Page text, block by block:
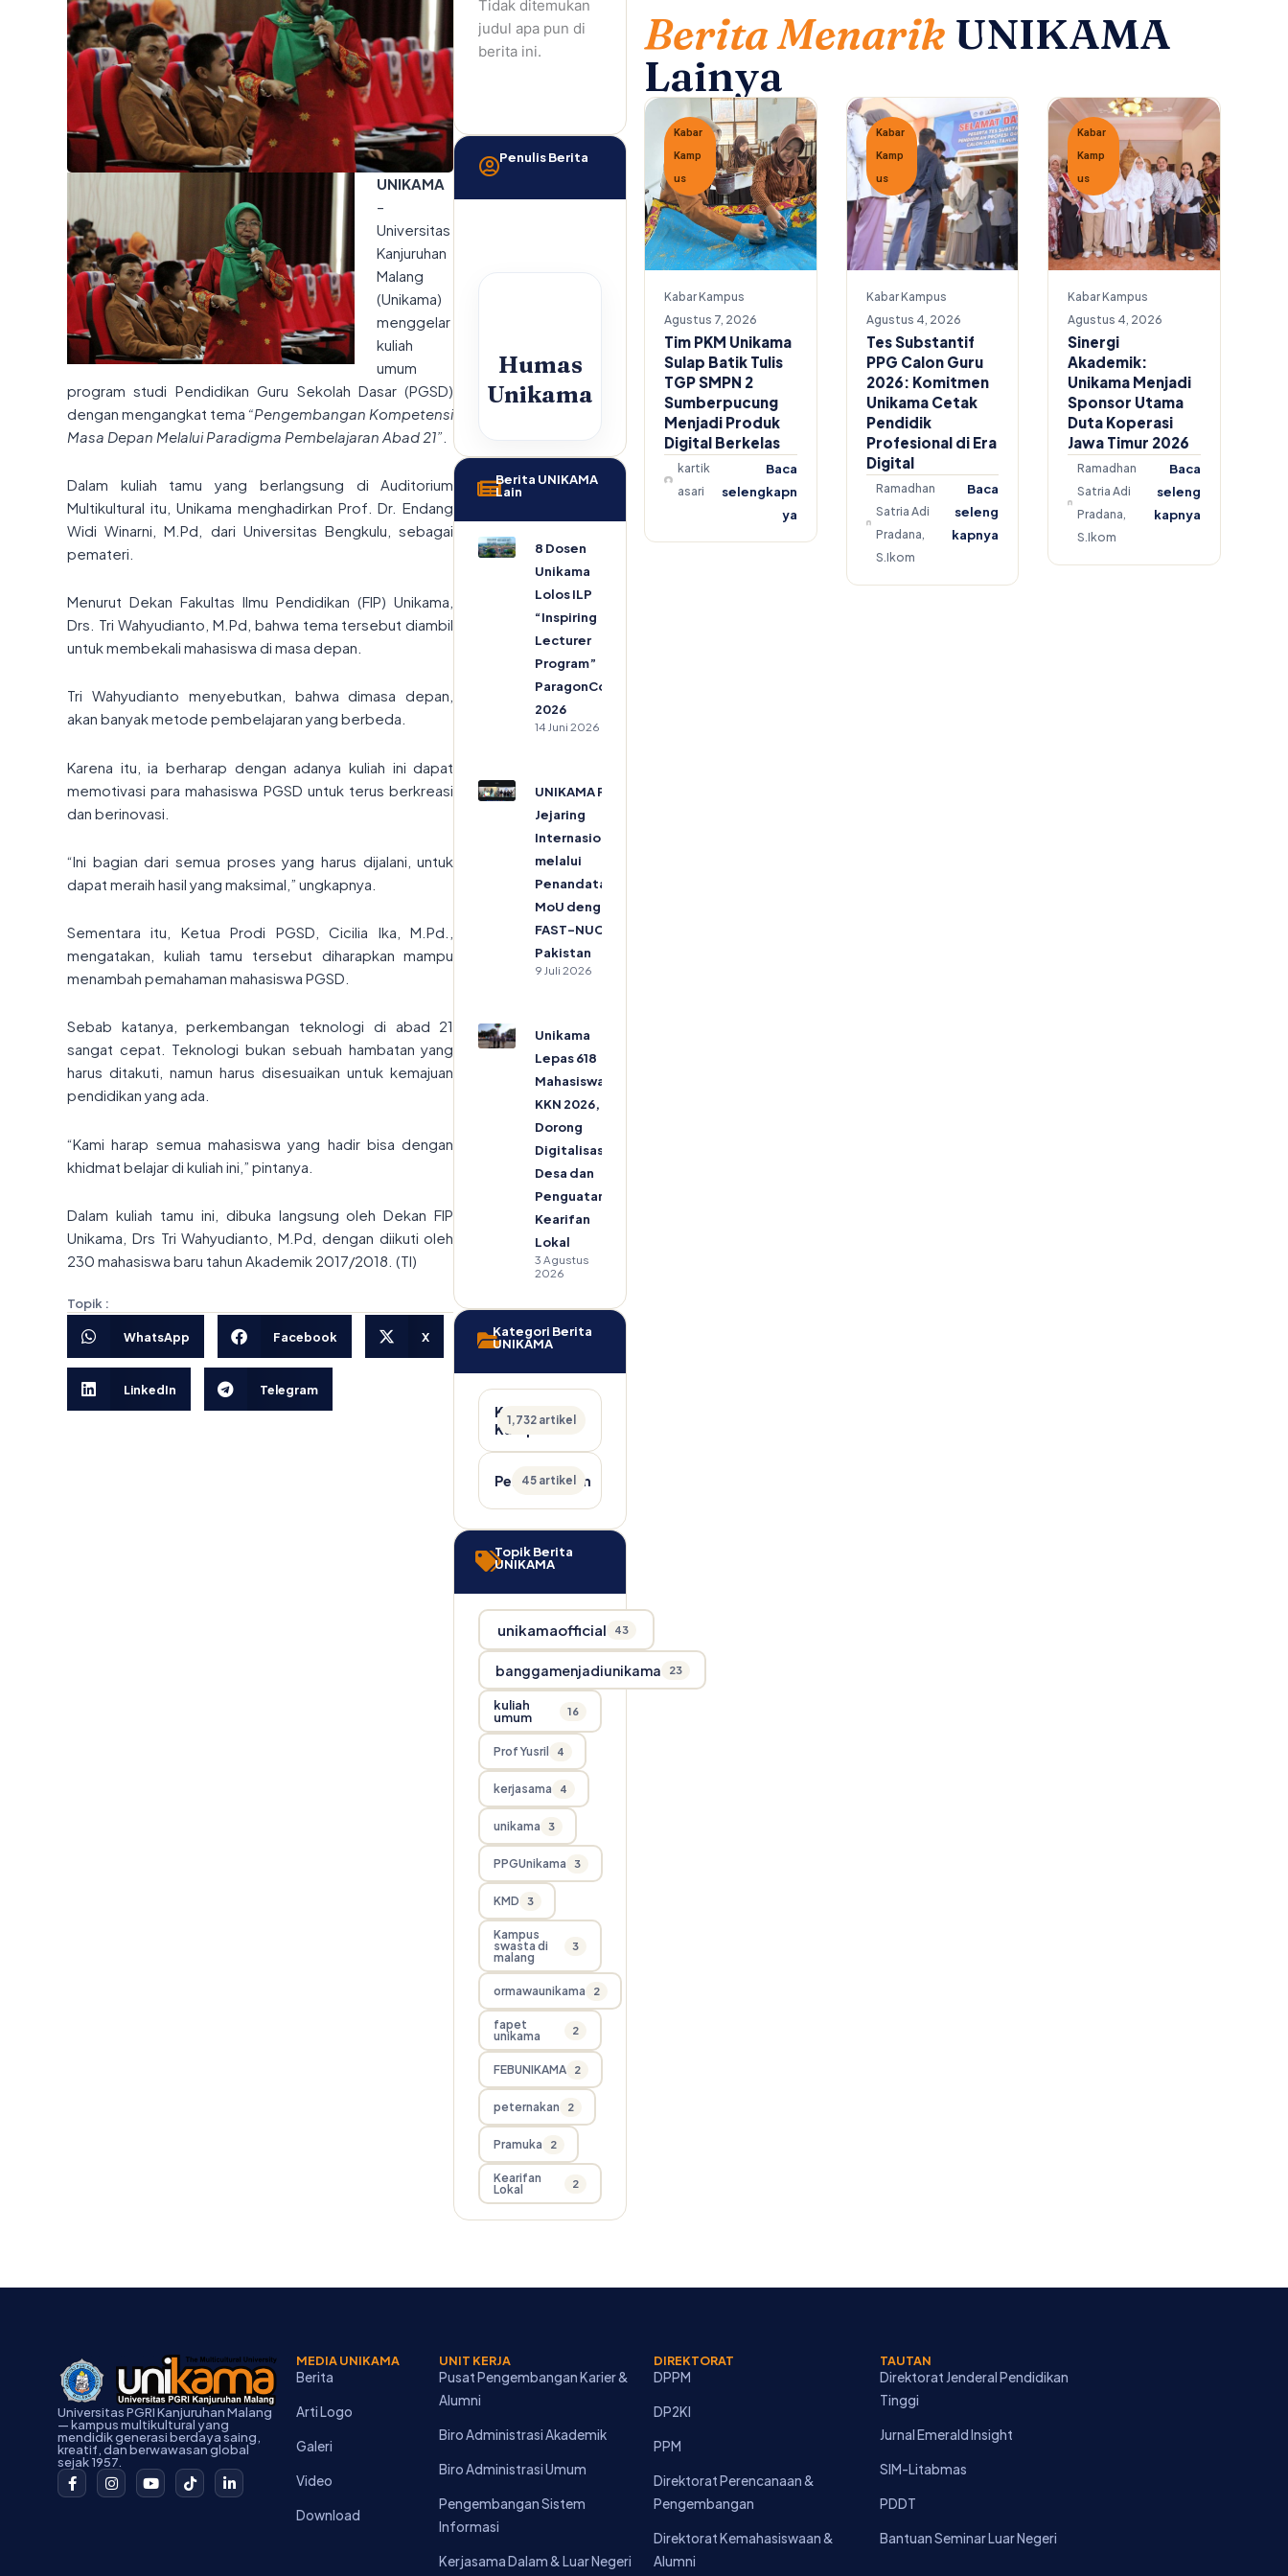
UNIKAMA
–
Universitas
Kanjuruhan
Malang
(Unikama)
menggelar
kuliah
umum
program studi Pendidikan Guru Sekolah Dasar (PGSD)
dengan mengangkat tema “Pengembangan Kompetensi
Masa Depan Melalui Paradigma Pembelajaran Abad 21”
Dalam kuliah tamu yang berlangsung di Auditorium
Multikultural itu, Unikama menghadirkan Prof. Dr. Endang
Widi Winarni, M.Pd, dari Universitas Bengkulu, sebagai
pemateri.
Menurut Dekan Fakultas Ilmu Pendidikan (FIP) Unikama,
Drs. Tri Wahyudianto, M.Pd, bahwa tema tersebut diambil
untuk membekali mahasiswa di masa depan.
Tri Wahyudianto menyebutkan, bahwa dimasa depan,
akan banyak metode pembelajaran yang berbeda.
Karena itu, ia berharap dengan adanya kuliah ini dapat
memotivasi para mahasiswa PGSD untuk terus berkreasi
dan berinovasi.
“Ini bagian dari semua proses yang harus dijalani, untuk
dapat meraih hasil yang maksimal,” ungkapnya.
Sementara itu, Ketua Prodi PGSD, Cicilia Ika, M.Pd.,
mengatakan, kuliah tamu tersebut diharapkan mampu
menambah pemahaman mahasiswa PGSD.
Sebab katanya, perkembangan teknologi di abad 21
sangat cepat. Teknologi bukan sebuah hambatan yang
harus ditakuti, namun harus disesuaikan untuk kemajuan
pendidikan yang ada.
“Kami harap semua mahasiswa yang hadir bisa dengan
khidmat belajar di kuliah ini,” pintanya.
Dalam kuliah tamu ini, dibuka langsung oleh Dekan FIP
Unikama, Drs Tri Wahyudianto, M.Pd, dengan diikuti oleh
230 mahasiswa baru tahun Akademik 2017/2018. (TI)
Topik :
WhatsApp Facebook X
LinkedIn Telegram
Tidak ditemukan
judul apa pun di
berita ini.
Penulis Berita
Humas
Unikama
Berita UNIKAMA
Lain
8 Dosen
Unikama
Lolos ILP
“Inspiring
Lecturer
Program”
ParagonCorp
2026
14 Juni 2026
UNIKAMA Perkuat
Jejaring
Internasional
melalui
Penandatanganan
MoU dengan
FAST-NUCES
Pakistan
9 Juli 2026
Unikama
Lepas 618
Mahasiswa
KKN 2026,
Dorong
Digitalisasi
Desa dan
Penguatan
Kearifan
Lokal
3 Agustus
2026
Kategori Berita
UNIKAMA
Kabar
Kampus
1,732 artikel
Pengumuman
45 artikel
Topik Berita
UNIKAMA
unikamaofficial 43
banggamenjadiunikama 23
kuliah
umum
16
Prof Yusril 4
kerjasama 4
unikama 3
PPGUnikama 3
KMD 3
Kampus
swasta di
malang
3
ormawaunikama 2
fapet
unikama
2
FEBUNIKAMA 2
peternakan 2
Pramuka 2
Kearifan
Lokal
2
Berita Menarik UNIKAMA
Lainya
Kabar
Kamp
us
Kabar Kampus
Agustus 7, 2026
Tim PKM Unikama
Sulap Batik Tulis
TGP SMPN 2
Sumberpucung
Menjadi Produk
Digital Berkelas
kartik
asari
Baca
selengkapn
ya
Kabar
Kamp
us
Kabar Kampus
Agustus 4, 2026
Tes Substantif
PPG Calon Guru
2026: Komitmen
Unikama Cetak
Pendidik
Profesional di Era
Digital
Ramadhan
Satria Adi
Pradana,
S.Ikom
Baca
seleng
kapnya
Kabar
Kamp
us
Kabar Kampus
Agustus 4, 2026
Sinergi
Akademik:
Unikama Menjadi
Sponsor Utama
Duta Koperasi
Jawa Timur 2026
Ramadhan
Satria Adi
Pradana,
S.Ikom
Baca
seleng
kapnya
Universitas PGRI Kanjuruhan Malang
— kampus multikultural yang
mendidik generasi berdaya saing,
kreatif, dan berwawasan global
sejak 1957.
F
a
c
I
n
s
Y
o
u
T
i
k
L
i
n
MEDIA UNIKAMA
Berita
Arti Logo
Galeri
Video
Download
UNIT KERJA
Pusat Pengembangan Karier &
Alumni
Biro Administrasi Akademik
Biro Administrasi Umum
Pengembangan Sistem
Informasi
Kerjasama Dalam & Luar Negeri
DIREKTORAT
DPPM
DP2KI
PPM
Direktorat Perencanaan &
Pengembangan
Direktorat Kemahasiswaan &
Alumni
TAUTAN
Direktorat Jenderal Pendidikan
Tinggi
Jurnal Emerald Insight
SIM-Litabmas
PDDT
Bantuan Seminar Luar Negeri